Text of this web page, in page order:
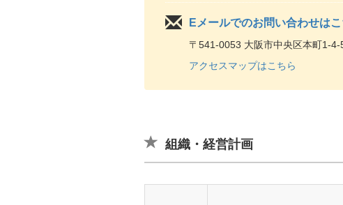
Eメールでのお問い合わせはこ
〒541-0053 大阪市中央区本町1-
アクセスマップはこちら
組織・経営計画